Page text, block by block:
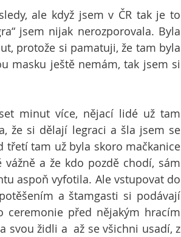
ale když jsem v ČR tak je to
jsem nijak nerozporovala. Byla
protože si pamatuji, že tam byla
masku ještě nemám, tak jsem si
minut více, nějací lidé už tam
že si dělají legraci a šla jsem se
tam už byla skoro mačkanice
a že kdo pozdě chodí, sám
aspoň vyfotila. Ale vstupovat do
a štamgasti si podávají
před nějakým hracím
svou židli a  až se všichni usadí, z